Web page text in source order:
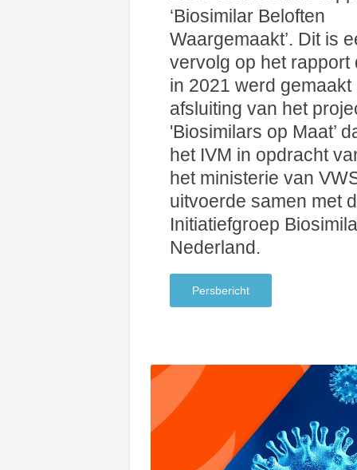
‘Biosimilar Beloften
Waargemaakt’. Dit is
vervolg op het rapport
in 2021 werd gemaakt
afsluiting van het
'Biosimilars op Maat’
het IVM in opdracht
het ministerie van
uitvoerde samen met
Initiatiefgroep
Nederland.
Persbericht